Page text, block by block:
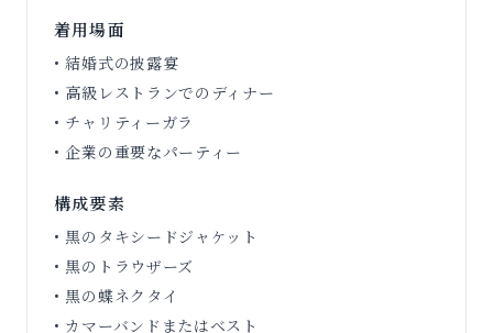
着用場面
• 結婚式の披露宴
• 高級レストランでのディナー
• チャリティーガラ
• 企業の重要なパーティー
構成要素
• 黒のタキシードジャケット
• 黒のトラウザーズ
• 黒の蝶ネクタイ
• カマーバンドまたはベスト